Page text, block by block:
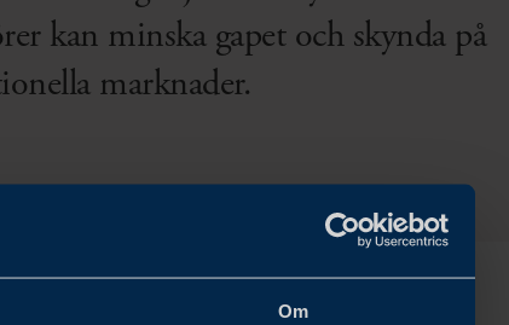
Om
kan minska gapet och skynda på
marknader.